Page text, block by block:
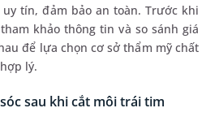
tín, đảm bảo an toàn. Trước khi
khảo thông tin và so sánh giá
để lựa chọn cơ sở thẩm mỹ chất
lý.
sau khi cắt môi trái tim